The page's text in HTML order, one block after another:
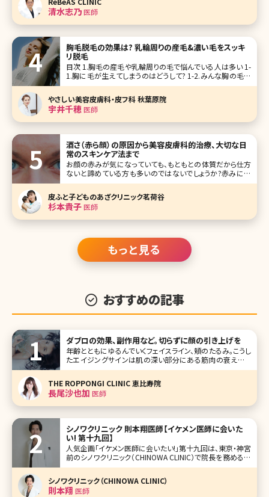
形手術の中でもトラブルが多く、将来的なメンテナンスが必
要と言われる難易度の高い手術でも
清水志乃医師
胸毛脱毛の効果は? 乳輪周りの産毛&濃い毛をスッキ
リ脱毛
目次 1.胸毛の産毛や乳輪周りの毛で悩んでいる人は多い 1-
1.胸に毛が生えてしまうのはどうして? 1-2.みんな胸の毛は
どう処理してる? 1-2-1.除毛クリーム 1-2-2.脱毛テープ 1-2-
3.カミソリ 1-2-4.毛抜き 1-3.自己処理はリスクが高い 1-4.ト
ラブ
やさしい美容皮膚科・皮フ科 秋葉原院
宇井千穂 医師
酒さ（赤ら顔）の原因から美容皮膚科的治療、大切な日
常のスキンケア法まで
お顔の赤みが気になっていても、もともとの体質だから仕方
ないと諦めている方も多いのではないでしょうか?赤みには
色々な原因があり、お薬やスキンケア、美容医療など選択肢
す。 【監修医師からのワンポイント】酒さ（赤ら顔）は、「化粧水
を1日1
皮ふと子どものあざクリニック茗荷谷
杉本貴子医師
もっと見る
おすすめの記事
ダブロの効果、副作用など。切らずに顔の引き上げを
年齢とともにゆるんでいくフェイスライン、頬のたるみ。こうし
たエイジングサインは肌の深い部分にある筋肉の衰えによ
って起こるため、化粧品で解消することは、まず不可能と言わ
れています。とはいえ、たるみは放置しておくとどんどん進行
してしまうもの。でも、切開するフェイスリフトの手術は怖いと
いう方がほとんど
THE ROPPONGI CLINIC 恵比寿院
長尾沙也加 医師
シノワクリニック 則本翔医師【イケメン医師に会いた
い! 第十九回】
人気企画「イケメン医師に会いたい!」第十九回は、東京・神宮
前のシノワクリニック（CHINOWA CLINIC）で院長を務める則
本翔（のりもとしょう）先生です。 渋谷と原宿の中心に位置
し、東京のカルチャーが息づく神宮前エリア。この地に、SNS
でも多くの注目を集める則本先生が、上質で落ち着いた空
シノワクリニック（CHINOWA CLINIC）
則本翔 医師